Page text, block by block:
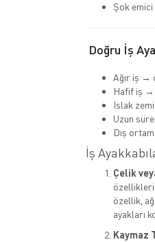
Şok emici
Doğru İş
Ağır iş →
Hafif iş →
Islak
Uzun
Dış
İş
Çelik
özellik,
ayakları
Kaymaz